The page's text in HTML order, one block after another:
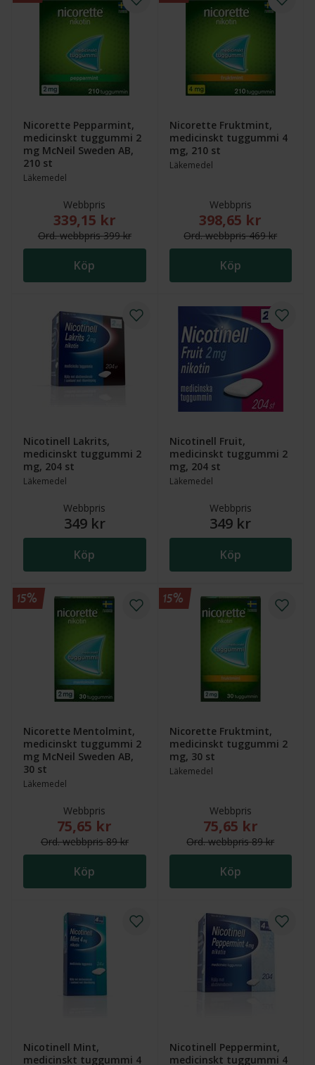
Nicorette Pepparmint,
medicinskt tuggummi 2
mg McNeil Sweden AB,
210 st
Läkemedel
Webbpris
Nytt reducerat pris: 339,15 kr. Ordinarie webbpris
339,15 kr
Ord.webbpris399 kr
Köp
Nicorette Fruktmint,
medicinskt tuggummi 4
mg, 210 st
Läkemedel
Webbpris
Nytt reducerat
398,65 kr
Ord.webbpris469 kr
Köp
Nicotinell Lakrits,
medicinskt tuggummi 2
mg, 204 st
Läkemedel
Webbpris
349 kr
Köp
Nicotinell Fruit,
medicinskt tuggummi 2
mg, 204 st
Läkemedel
Webbpris
349 kr
Köp
Nicorette Mentolmint,
medicinskt tuggummi 2
mg McNeil Sweden AB,
30 st
Läkemedel
Webbpris
Nytt reducerat pris: 75,65 kr. Ordinarie webbpris
75,65 kr
Ord.webbpris89 kr
Köp
15%
Nicorette Fruktmint,
medicinskt tuggummi 2
mg, 30 st
Läkemedel
Webbpris
Nytt reducerat
75,65 kr
Ord.webbpris89 kr
Köp
15%
Nicotinell Mint,
medicinskt tuggummi 4
Nicotinell Peppermint,
medicinskt tuggummi 4